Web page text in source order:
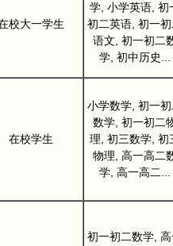
校大一学生
学, 小学英语, 初
初二英语, 初一
语文, 初一初二
学, 初中历史...
在校学生
小学数学, 初一
数学, 初一初二
理, 初三数学, 初
物理, 高一高二
学, 高一高二...
初一初二数学,